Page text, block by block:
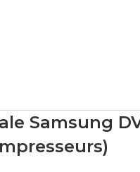
Samsung